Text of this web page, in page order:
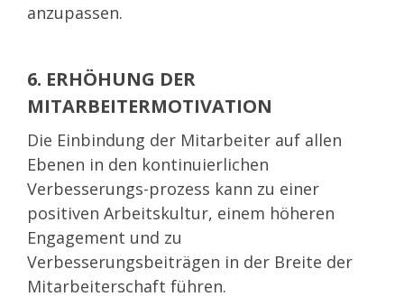
anzupassen.
6. ERHÖHUNG DER
MITARBEITERMOTIVATION
Die Einbindung der Mitarbeiter auf allen
Ebenen in den kontinuierlichen
Verbesserungs-prozess kann zu einer
positiven Arbeitskultur, einem höheren
Engagement und zu
Verbesserungsbeiträgen in der Breite der
Mitarbeiterschaft führen.